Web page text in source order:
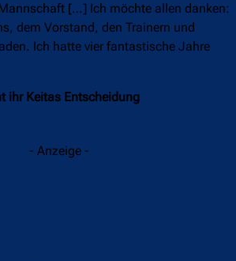
[…] Ich möchte allen danken:
dem Vorstand, den Trainern und
Ich hatte vier fantastische Jahre
ihr Keitas Entscheidung
- Anzeige -